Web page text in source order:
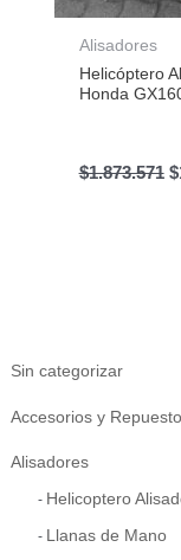
Sin categorizar
Accesorios y
Alisadores
Helicoptero
Llanas de Mano
Alisadores
Helicóptero
Honda
$1.873.571 $